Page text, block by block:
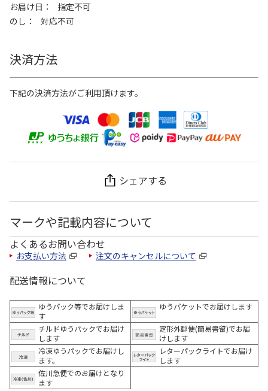
お届け日
指定不可
のし
対応不可
決済方法
下記の決済方法がご利用頂けます。
シェアする
マークや記載内容について
よくあるお問い合わせ
お支払い方法 注文のキャンセルについて
配送情報について
ゆうパック等でお届けしま
す
ゆうパケットでお届けします
チルドゆうパックでお届け
します
定形外郵便(簡易書留)でお届
けします
冷凍ゆうパックでお届けし
ます。
レターパックライトでお届け
します
佐川急便でのお届けとなり
ます